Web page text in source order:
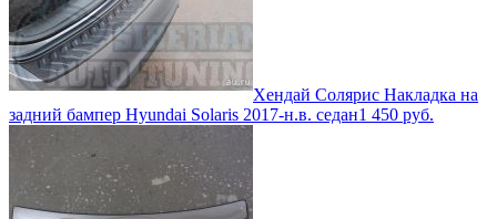
Хендай Солярис Накладка на
задний бампер Hyundai Solaris 2017-н.в. седан1 450 руб.